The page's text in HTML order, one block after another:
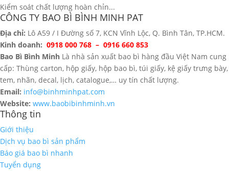
Kiểm soát chất lượng hoàn chỉn...
CÔNG TY BAO BÌ BÌNH MINH PAT
Địa chỉ: Lô A59 / I Đường số 7, KCN Vĩnh Lộc, Q. Bình Tân, TP.HCM.
Kinh doanh: 0918 000 768 – 0916 660 853
Bao Bì Bình Minh Là nhà sản xuất bao bì hàng đầu Việt Nam cung
cấp: Thùng carton, hộp giấy, hộp bao bì, túi giấy, kệ giấy trưng bày,
tem, nhãn, decal, lịch, catalogue,… uy tín chất lượng.
Email: info@binhminhpat.com
Website: www.baobibinhminh.vn
Thông tin
Giới thiệu
Dịch vụ bao bì sản phẩm
Báo giá bao bì nhanh
Tuyển dụng